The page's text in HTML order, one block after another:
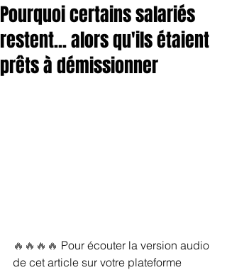
Pourquoi certains salariés
restent... alors qu'ils étaient
prêts à démissionner
🔥🔥🔥🔥 Pour écouter la version audio
de cet article sur votre plateforme